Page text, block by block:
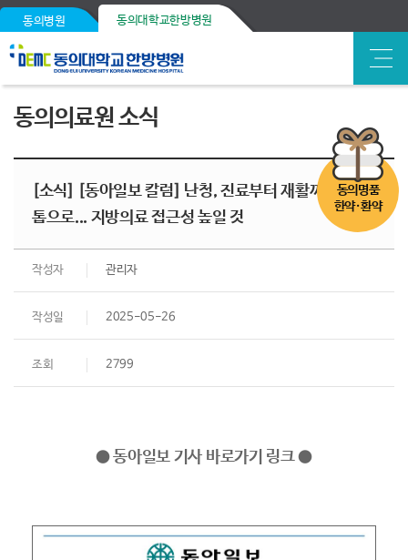
동의병원 동의대학교한방병원
동의명품
한약·환약
동의의료원 소식
[소식] [동아일보 칼럼] 난청, 진료부터 재활까지 원스
톱으로... 지방의료 접근성 높일 것
작성자 관리자
작성일 2025-05-26
조회 2799
● 동아일보 기사 바로가기 링크 ●